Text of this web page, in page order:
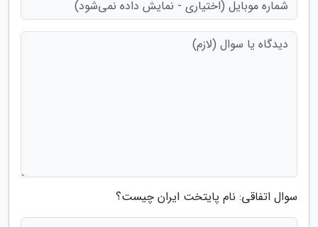
سوال اتفاقی: نام پایتخت ایران چیست؟